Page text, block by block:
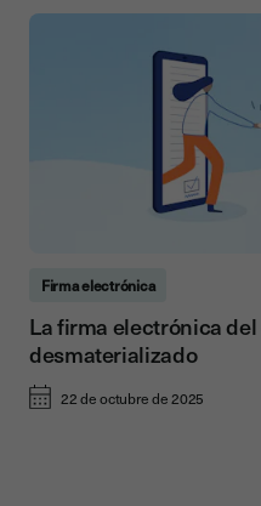
Firma electrónica
La firma electrónica
desmaterializado
22 de octubre de 2025